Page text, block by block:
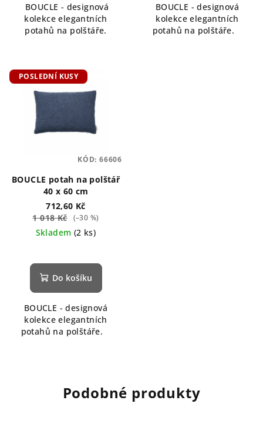
BOUCLE - designová
kolekce elegantních
potahů na polštáře.
BOUCLE - designová
kolekce elegantních
potahů na polštáře.
POSLEDNÍ KUSY
BOUCLE potah na polštář
40 x 60 cm
712,60 Kč
1 018 Kč
(–30 %)
Skladem (2 ks)
Do košíku
BOUCLE - designová
kolekce elegantních
potahů na polštáře.
KÓD: 66606
Podobné produkty